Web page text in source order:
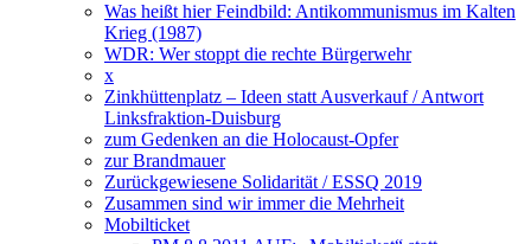
Was heißt hier Feindbild: Antikommunismus im Kalten
Krieg (1987)
WDR: Wer stoppt die rechte Bürgerwehr
x
Zinkhüttenplatz – Ideen statt Ausverkauf / Antwort
Linksfraktion-Duisburg
zum Gedenken an die Holocaust-Opfer
zur Brandmauer
Zurückgewiesene Solidarität / ESSQ 2019
Zusammen sind wir immer die Mehrheit
Mobilticket